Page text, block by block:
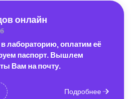
онлайн
лабораторию, оплатим её
паспорт. Вышлем
Вам на почту.
Подробнее